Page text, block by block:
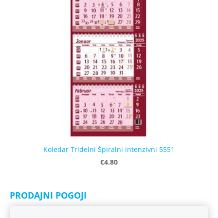
PRODAJNI POGOJI
Koledar Tridelni Špiralni intenzivni 5551
€4.80